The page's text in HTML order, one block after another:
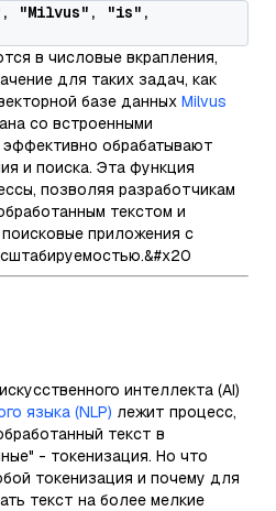
"Milvus", "is",
в числовые вкрапления,
для таких задач, как
базе данных Milvus
со встроенными
обрабатывают
и поиска. Эта функция
позволяя разработчикам
текстом и
приложения с
интеллекта (AI)
языка (NLP) лежит процесс,
текст в
- токенизация. Но что
токенизация и почему для
текст на более мелкие